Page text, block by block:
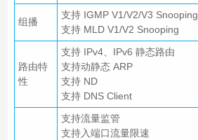
组播
支持 IGMP V1/V2/V3 Snooping
支持 MLD V1/V2 Snooping
路由特
性
支持 IPv4、IPv6 静态路由
支持动静态 ARP
支持 ND
支持 DNS Client
支持流量监管
支持入端口流量限速